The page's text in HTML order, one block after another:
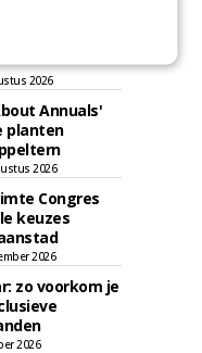
2026
Annuals'
planten
2026
Congres
keuzes
2026
zo voorkom je
2026